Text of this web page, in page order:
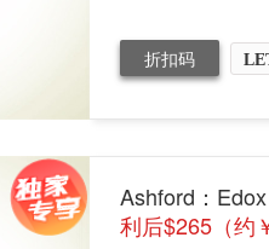
折扣码
Ashford：
利后$265（约